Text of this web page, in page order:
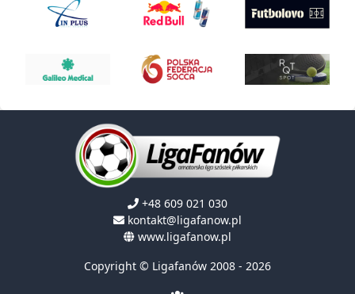
+48 609 021 030
kontakt@ligafanow.pl
www.ligafanow.pl
Copyright © Ligafanów 2008 - 2026